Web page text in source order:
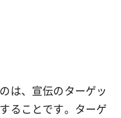
は、宣伝のターゲッ
ることです。ターゲ